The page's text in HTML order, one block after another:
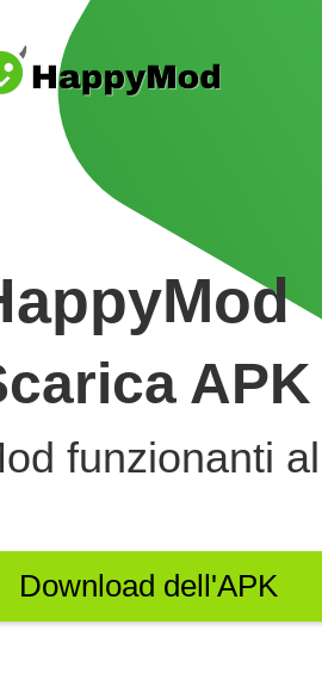
APK
funzionanti
Download dell'APK